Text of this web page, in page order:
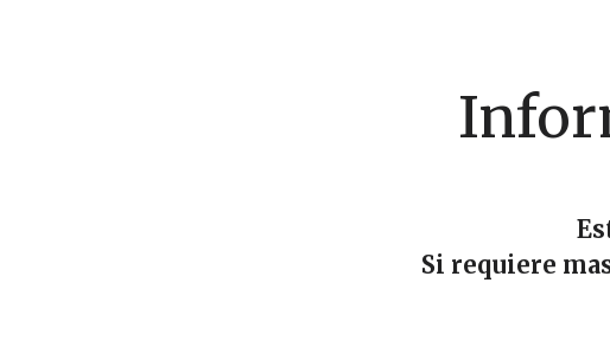
Si requiere